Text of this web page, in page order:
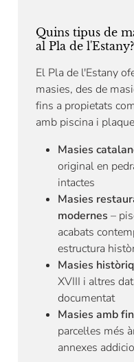
Quins tipus de
al Pla de l'Estany?
El Pla de l'Estany
masies, des de
fins a propietats
amb piscina i
Masies
original en
intactes
Masies
modernes –
acabats
estructura
Masies
XVIII i altres
documentat
Masies amb
parcel·les més
annexes